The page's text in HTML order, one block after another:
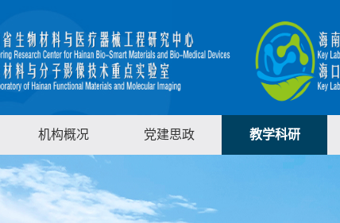
机构概况 党建思政 教学科研